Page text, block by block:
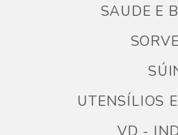
SAUDE E
UTENSÍLIOS
VD -